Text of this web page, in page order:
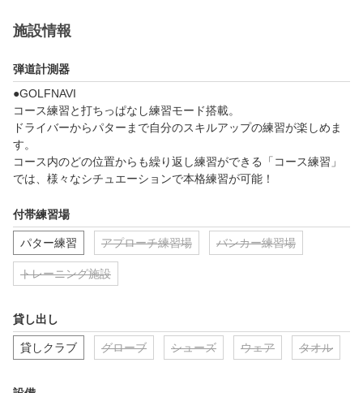
施設情報
弾道計測器
●GOLFNAVI
コース練習と打ちっぱなし練習モード搭載。
ドライバーからパターまで自分のスキルアップの練習が楽しめま
す。
コース内のどの位置からも繰り返し練習ができる「コース練習」
では、様々なシチュエーションで本格練習が可能！
付帯練習場
パター練習 アプローチ練習場 バンカー練習場
トレーニング施設
貸し出し
貸しクラブ グローブ シューズ ウェア タオル